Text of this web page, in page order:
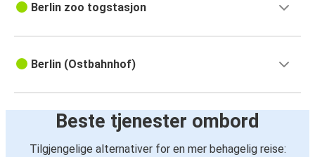
Berlin zoo togstasjon
Berlin (Ostbahnhof)
Beste tjenester ombord
Tilgjengelige alternativer for en mer behagelig reise: